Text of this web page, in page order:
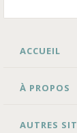
ALLER
CONTENU
ACCUEIL
À PROPOS
AUTRES